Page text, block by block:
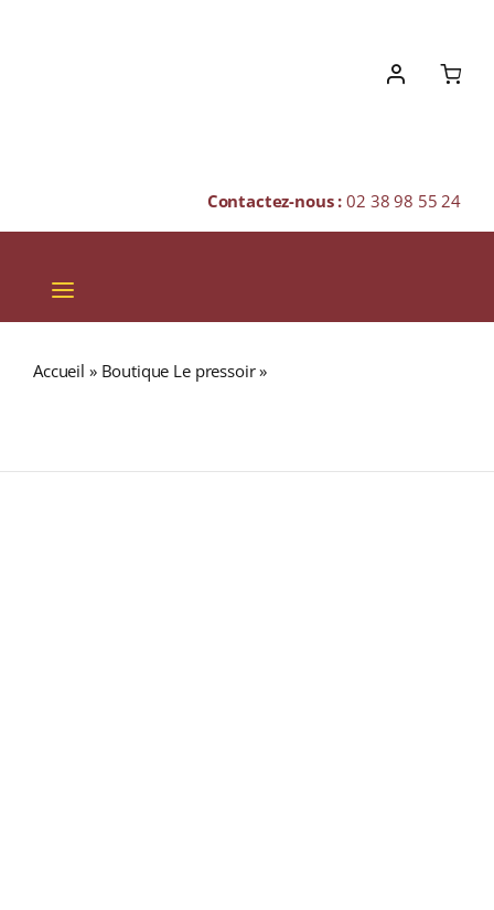
Contactez-nous :02 38 98 55 24
Toggle
Navigation
Accueil » Boutique Le pressoir»